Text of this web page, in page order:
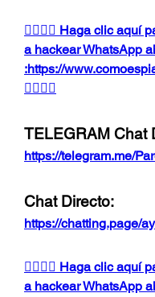
👉🏻👉🏻 Haga clic aquí
a hackear WhatsApp
:https://
👈🏻👈🏻
TELEGRAM Chat
https://telegram.me/
Chat Directo:
https://chatting.page/
👉🏻👉🏻 Haga clic aquí
a hackear WhatsApp